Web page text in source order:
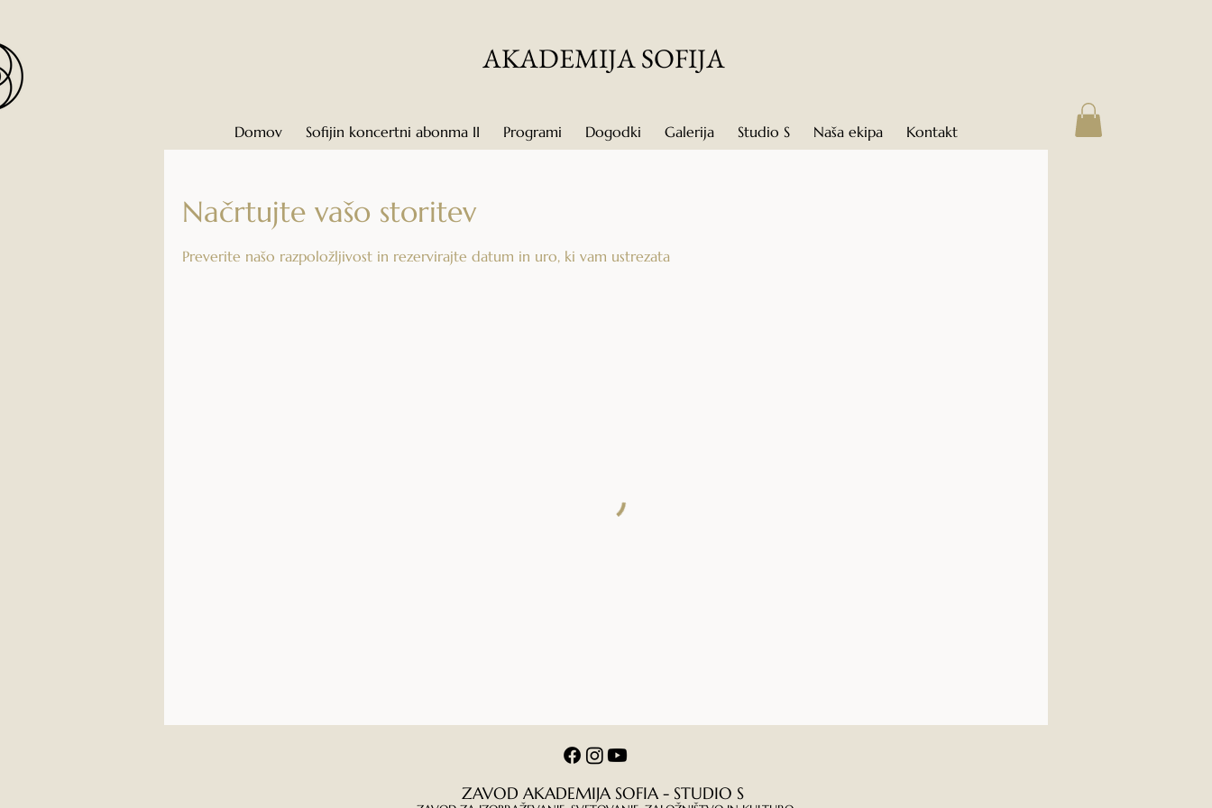
AKADEMIJA SOFIJA
Domov Sofijin koncertni abonma II Programi Dogodki Galerija Studio S Naša ekipa Kontakt
Načrtujte vašo storitev
Preverite našo razpoložljivost in rezervirajte datum in uro, ki vam ustrezata
ZAVOD AKADEMIJA SOFIA - STUDIO S